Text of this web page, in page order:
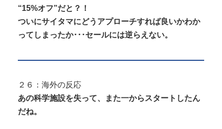
“15%オフ”だと？！
ついにサイタマにどうアプローチすれば良いかわか
ってしまったか･･･セールには逆らえない。
２６：海外の反応
あの科学施設を失って、また一からスタートしたん
だね。